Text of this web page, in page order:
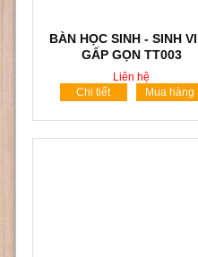
BÀN HỌC SINH - SINH
GẤP GỌN TT003
Liên hệ
Chi tiết
Mua hàng